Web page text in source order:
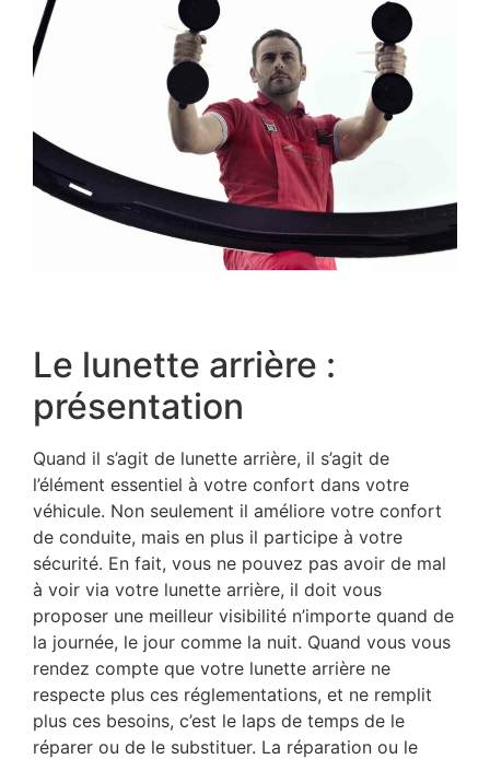
Le lunette arrière :
présentation
Quand il s’agit de lunette arrière, il s’agit de
l’élément essentiel à votre confort dans votre
véhicule. Non seulement il améliore votre confort
de conduite, mais en plus il participe à votre
sécurité. En fait, vous ne pouvez pas avoir de mal
à voir via votre lunette arrière, il doit vous
proposer une meilleur visibilité n’importe quand de
la journée, le jour comme la nuit. Quand vous vous
rendez compte que votre lunette arrière ne
respecte plus ces réglementations, et ne remplit
plus ces besoins, c’est le laps de temps de le
réparer ou de le substituer. La réparation ou le